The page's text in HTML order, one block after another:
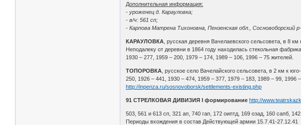
Дополнительная информация:
- уроженец д. Карауловка;
- в/ч: 561 сп;
- Карпова Матрена Тихоновна, Пензенская обл., Сосновоборский р-
КАРАУЛОВКА , русская деревня Вачелаевского сельсовета, в 8
Неподалеку от деревни в 1864 году находилась стекольная
1930 – 277, 1959 – 200, 1979 – 174, 1989 – 106, 1996 – 75 жителей.
ТОПОРОВКА , русское село Вачелайского сельсовета, в 2 км к
250, 1926 – 441, 1930 – 474, 1959 – 377, 1979 – 183, 1989 – 99, 1996
http://inpenza.ru/sosnovoborsk/settlements-existing.php
91 СТРЕЛКОВАЯ ДИВИЗИЯ I формирование http://
503, 561 и 613 сп, 321 ап, 740 гап, 172 оиптд, 169 озад, 160 сапб,
Периоды вхождения в состав Действующей армии 15.7.41-27.12.41